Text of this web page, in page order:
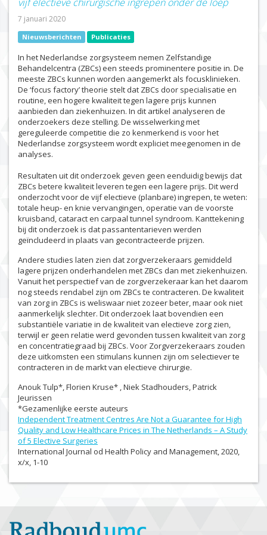
7 januari 2020
Nieuwsberichten Publicaties
In het Nederlandse zorgsysteem nemen Zelfstandige
Behandelcentra (ZBCs) een steeds prominentere positie in. De
meeste ZBCs kunnen worden aangemerkt als focusklinieken.
De ‘focus factory’ theorie stelt dat ZBCs door specialisatie en
routine, een hogere kwaliteit tegen lagere prijs kunnen
aanbieden dan ziekenhuizen. In dit artikel analyseren de
onderzoekers deze stelling. De wisselwerking met
gereguleerde competitie die zo kenmerkend is voor het
Nederlandse zorgsysteem wordt expliciet meegenomen in de
analyses.
Resultaten uit dit onderzoek geven geen eenduidig bewijs dat
ZBCs betere kwaliteit leveren tegen een lagere prijs. Dit werd
onderzocht voor de vijf electieve (planbare) ingrepen, te weten:
totale heup- en knie vervangingen, operatie van de voorste
kruisband, cataract en carpaal tunnel syndroom. Kanttekening
bij dit onderzoek is dat passantentarieven werden
geïncludeerd in plaats van gecontracteerde prijzen.
Andere studies laten zien dat zorgverzekeraars gemiddeld
lagere prijzen onderhandelen met ZBCs dan met ziekenhuizen.
Vanuit het perspectief van de zorgverzekeraar kan het daarom
nog steeds rendabel zijn om ZBCs te contracteren. De kwaliteit
van zorg in ZBCs is weliswaar niet zozeer beter, maar ook niet
aanmerkelijk slechter. Dit onderzoek laat bovendien een
substantiële variatie in de kwaliteit van electieve zorg zien,
terwijl er geen relatie werd gevonden tussen kwaliteit van zorg
en concentratiegraad bij ZBCs. Voor Zorgverzekeraars zouden
deze uitkomsten een stimulans kunnen zijn om selectiever te
contracteren in de markt van electieve chirurgie.
Anouk Tulp*, Florien Kruse* , Niek Stadhouders, Patrick
Jeurissen
*Gezamenlijke eerste auteurs
Independent Treatment Centres Are Not a Guarantee for High
Quality and Low Healthcare Prices in The Netherlands – A Study
of 5 Elective Surgeries
International Journal od Health Policy and Management, 2020,
x/x, 1-10